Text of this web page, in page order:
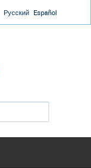
Русский Español